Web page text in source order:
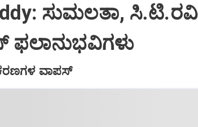
ಸುಮಲತಾ, ಸಿ.ಟಿ.ರವಿ
ಫ‌ಲಾನುಭವಿಗಳು
ವಾಪಸ್‌